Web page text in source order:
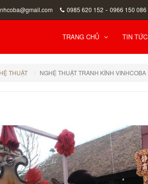
0985 620 152 - 0966 150 086
TRANG CHỦ TIN TỨC
THUẬT NGHỆ THUẬT TRANH KÍNH VINHCOBA